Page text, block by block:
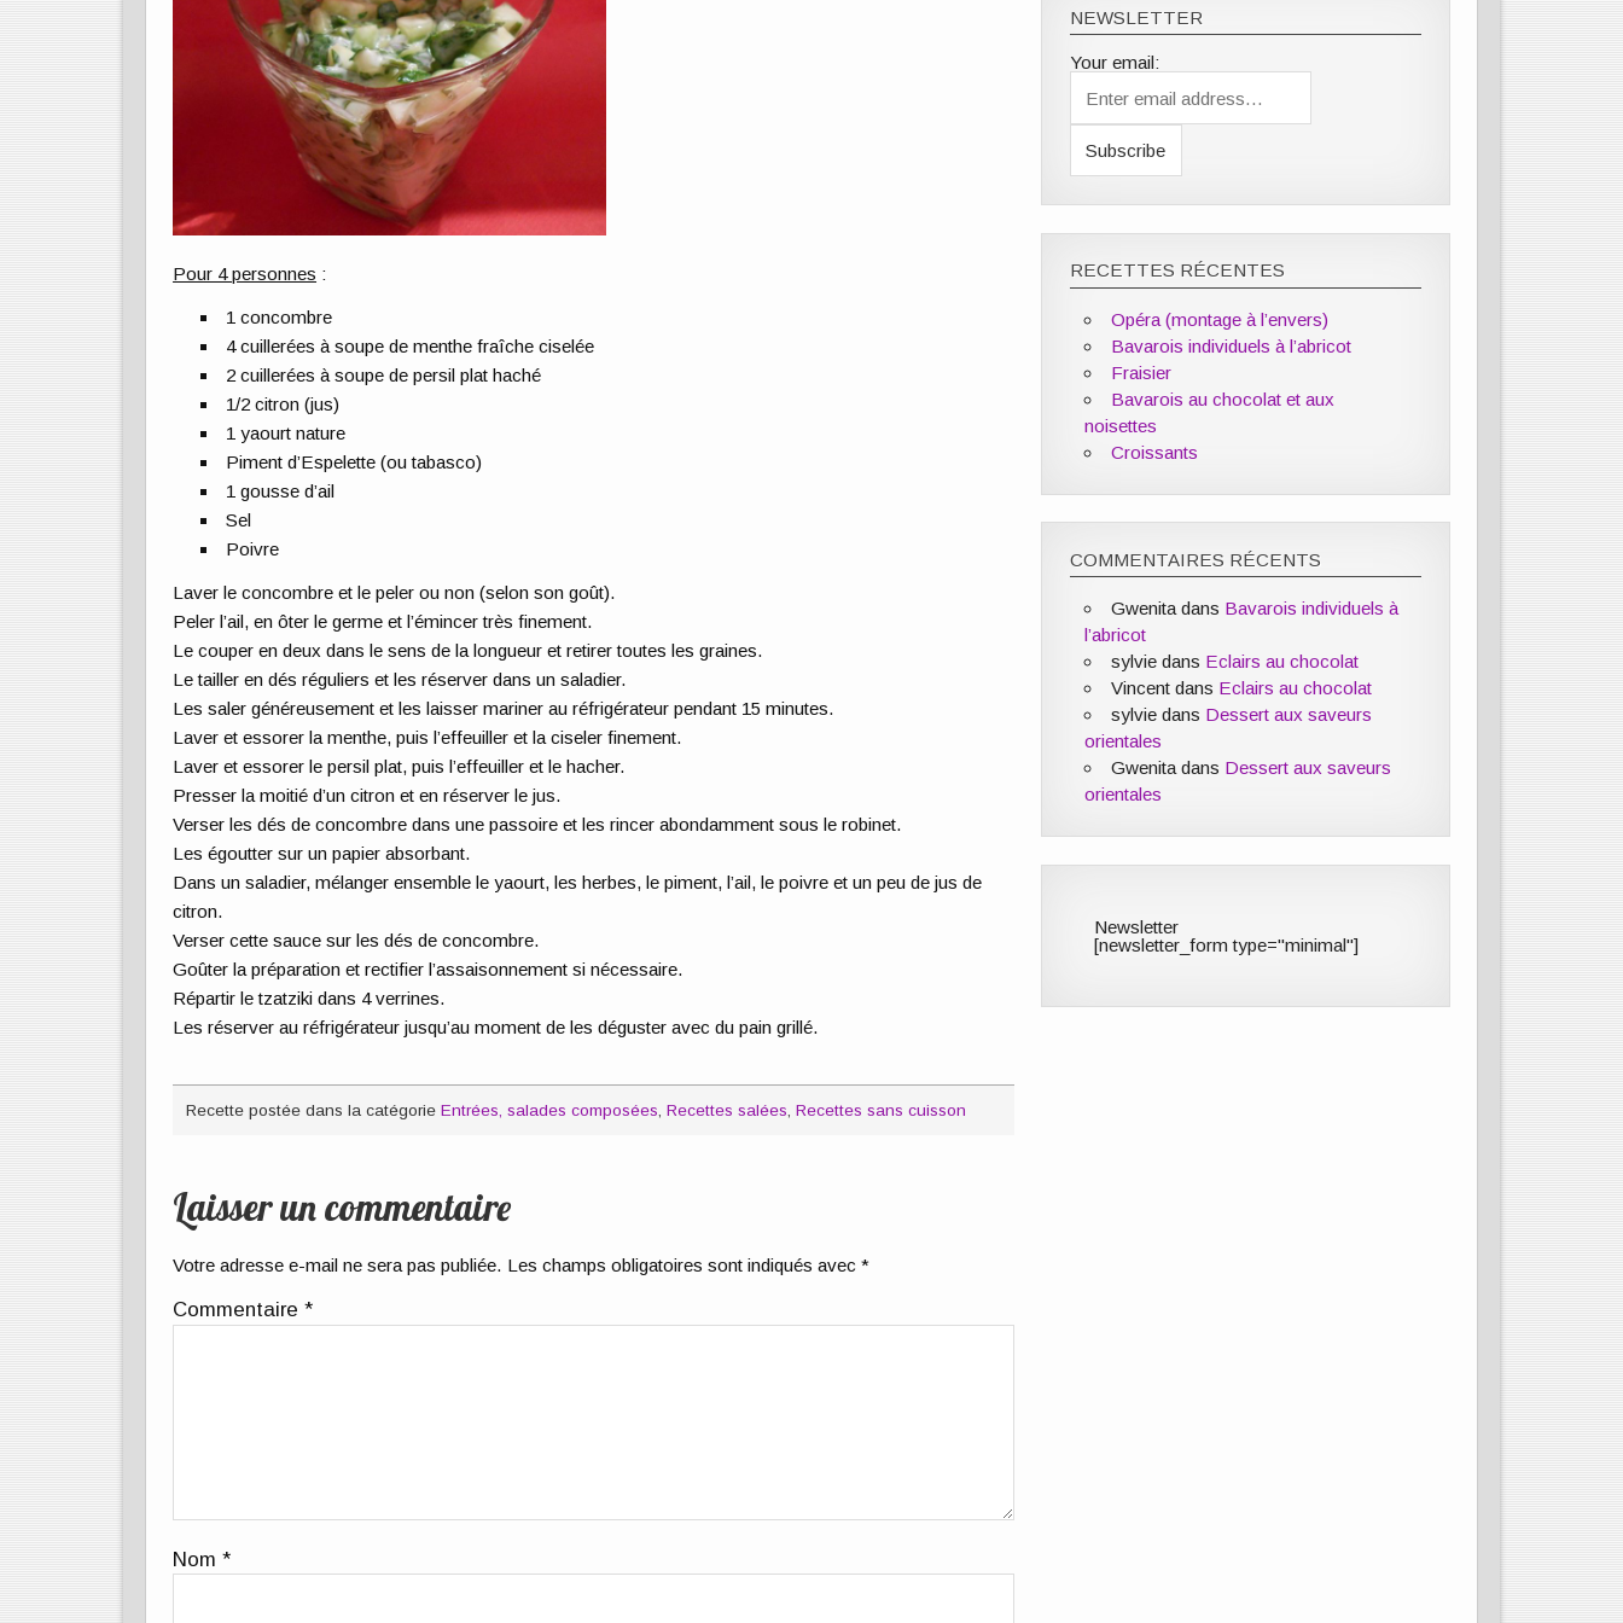
Pour 4 personnes :
1 concombre
4 cuillerées à soupe de menthe fraîche ciselée
2 cuillerées à soupe de persil plat haché
1/2 citron (jus)
1 yaourt nature
Piment d’Espelette (ou tabasco)
1 gousse d’ail
Sel
Poivre
Laver le concombre et le peler ou non (selon son goût).
Peler l’ail, en ôter le germe et l’émincer très finement.
Le couper en deux dans le sens de la longueur et retirer toutes les graines.
Le tailler en dés réguliers et les réserver dans un saladier.
Les saler généreusement et les laisser mariner au réfrigérateur pendant 15 minutes.
Laver et essorer la menthe, puis l’effeuiller et la ciseler finement.
Laver et essorer le persil plat, puis l’effeuiller et le hacher.
Presser la moitié d’un citron et en réserver le jus.
Verser les dés de concombre dans une passoire et les rincer abondamment sous le robinet.
Les égoutter sur un papier absorbant.
Dans un saladier, mélanger ensemble le yaourt, les herbes, le piment, l’ail, le poivre et un peu de jus de
citron.
Verser cette sauce sur les dés de concombre.
Goûter la préparation et rectifier l’assaisonnement si nécessaire.
Répartir le tzatziki dans 4 verrines.
Les réserver au réfrigérateur jusqu’au moment de les déguster avec du pain grillé.
Recette postée dans la catégorie Entrées, salades composées Recettes salées Recettes sans cuisson
Laisser un commentaire
Votre adresse e-mail ne sera pas publiée. Les champs obligatoires sont indiqués avec*
Commentaire*
Nom*
NEWSLETTER
Your email:
RECETTES RÉCENTES
Opéra (montage à l’envers)
Bavarois individuels à l’abricot
Fraisier
Bavarois au chocolat et aux
noisettes
Croissants
COMMENTAIRES RÉCENTS
Gwenitadans Bavarois individuels à
l’abricot
sylviedans Eclairs au chocolat
Vincentdans Eclairs au chocolat
sylviedans Dessert aux saveurs
orientales
Gwenitadans Dessert aux saveurs
orientales
Newsletter
[newsletter_form type="minimal"]